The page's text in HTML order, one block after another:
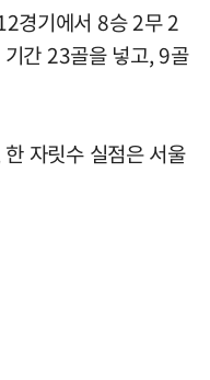
경기에서 8승 2무 2
간 23골을 넣고, 9골
자릿수 실점은 서울